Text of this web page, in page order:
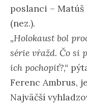
poslanci – Matúš
(nez.).
„Holokaust bol
série vŕažd. Čo si
ich pochopiť?,“
Ferenc Ambrus,
Najväčší